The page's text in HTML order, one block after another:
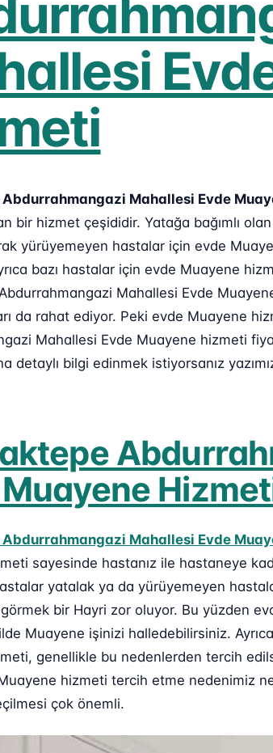
Mahallesi Evde
bir hizmet çeşididir. Yatağa bağımlı
yürüyemeyen hastalar için evde
bazı hastalar için evde Muayene
Mahallesi Evde
da rahat ediyor. Peki evde Muayene
Mahallesi Evde Muayene hizmeti
detaylı bilgi edinmek istiyorsanız
Mahallesi Evde
sayesinde hastanız ile hastaneye
yatalak ya da yürüyemeyen
görmek bir Hayri zor oluyor. Bu yüzden
Muayene işinizi halledebilirsiniz.
genellikle bu nedenlerden tercih
hizmeti tercih etme nedenimiz
çok önemli.